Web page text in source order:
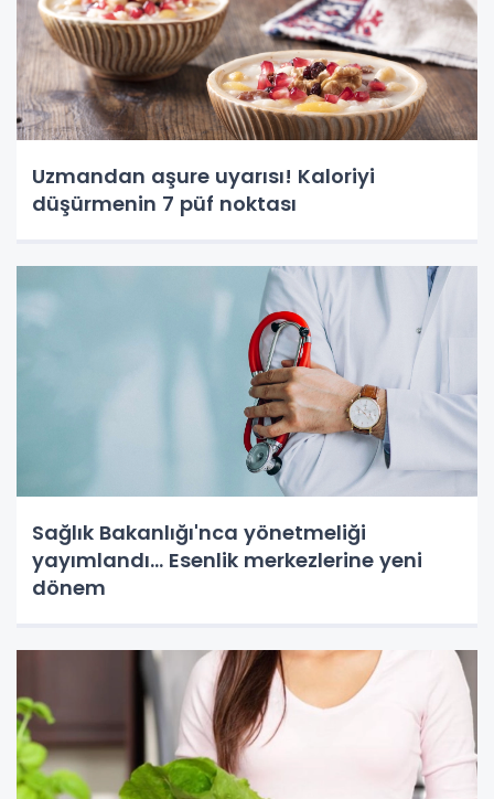
Uzmandan aşure uyarısı! Kaloriyi
düşürmenin 7 püf noktası
Sağlık Bakanlığı'nca yönetmeliği
yayımlandı... Esenlik merkezlerine yeni
dönem